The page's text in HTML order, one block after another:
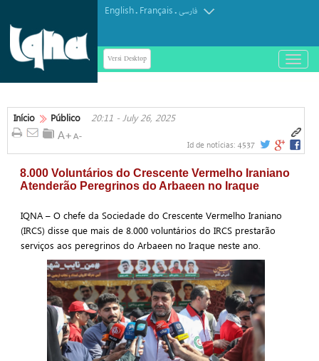
English. Français.فارسی
Versi Desktop
باز
و
کردن
Início Público 20:11 - July 26, 2025
Id de notícias: 4537
8.000 Voluntários do Crescente Vermelho Iraniano
Atenderão Peregrinos do Arbaeen no Iraque
IQNA – O chefe da Sociedade do Crescente Vermelho Iraniano
(IRCS) disse que mais de 8.000 voluntários do IRCS prestarão
serviços aos peregrinos do Arbaeen no Iraque neste ano.